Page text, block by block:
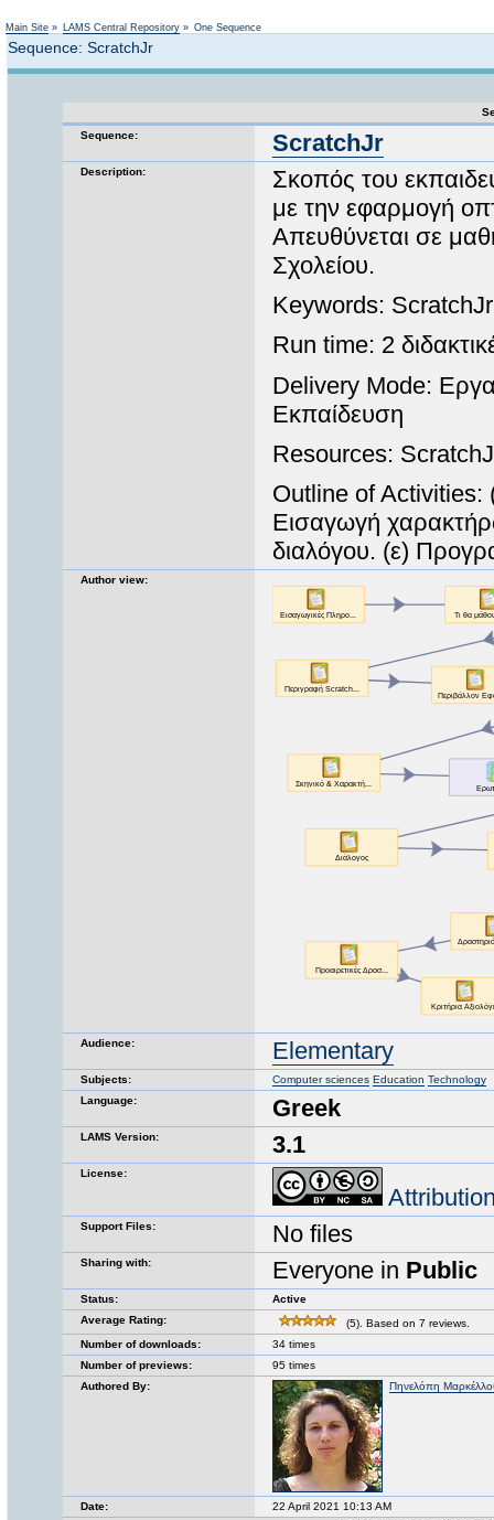
Main Site » LAMS Central Repository » One Sequence
Sequence: ScratchJr
Sequence:
ScratchJr
Description:
Σκοπός του
με την εφαρμογή
Απευθύνεται σε
Σχολείου.
Keywords:
Run time: 2
Delivery Mode:
Εκπαίδευση
Resources:
Outline of Activities:
Εισαγωγή
διαλόγου. (ε)
Author view:
Audience: Elementary
Subjects: Computer sciences Education Technology
Language:
Greek
LAMS Version: 3.1
License:
Support Files: No files
Sharing with: Everyone in Public
Status:
Active
Average Rating:
(5). Based on 7 reviews.
Number of downloads:
34 times
Number of previews:
95 times
Authored By:
Πηνελόπη
Date:
22 April 2021 10:13 AM